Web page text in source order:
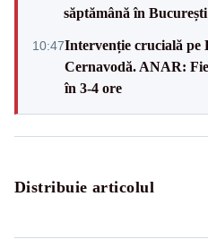
săptămână în
10:47Intervenție crucială pe
Cernavodă. ANAR:
în 3-4 ore
Distribuie articolul